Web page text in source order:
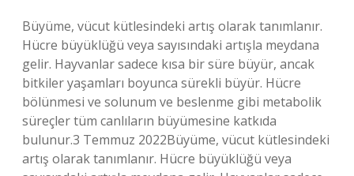
Büyüme, vücut kütlesindeki artış olarak tanımlanır.
Hücre büyüklüğü veya sayısındaki artışla meydana
gelir. Hayvanlar sadece kısa bir süre büyür, ancak
bitkiler yaşamları boyunca sürekli büyür. Hücre
bölünmesi ve solunum ve beslenme gibi metabolik
süreçler tüm canlıların büyümesine katkıda
bulunur.3 Temmuz 2022Büyüme, vücut kütlesindeki
artış olarak tanımlanır. Hücre büyüklüğü veya